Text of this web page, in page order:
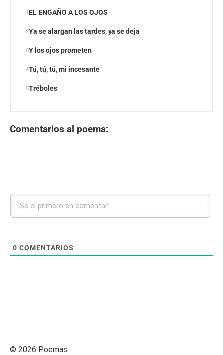
EL ENGAÑO A LOS OJOS
Ya se alargan las tardes, ya se deja
Y los ojos prometen
Tú, tú, tú, mi incesante
Tréboles
Comentarios al poema:
0 COMENTARIOS
© 2026 Poemas